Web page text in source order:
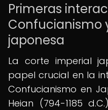
Primeras
Confucianismo
japonesa
La corte imperial
papel crucial en la
Confucianismo en
Heian (794-1185